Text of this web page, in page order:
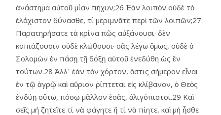
ἀνάστημα αὑτοῦ μίαν πήχυν;26 Ἐὰν λοιπὸν οὐδὲ τὸ
ἐλάχιστον δύνασθε, τί μεριμνᾶτε περὶ τῶν λοιπῶν;27
Παρατηρήσατε τὰ κρίνα πῶς αὐξάνουσι· δὲν
κοπιάζουσιν οὐδὲ κλώθουσι· σᾶς λέγω ὅμως, οὐδὲ ὁ
Σολομὼν ἐν πάσῃ τῇ δόξῃ αὑτοῦ ἐνεδύθη ὡς ἕν
τούτων.28 Ἀλλ᾿ ἐὰν τὸν χόρτον, ὅστις σήμερον εἶναι
ἐν τῷ ἀγρῷ καὶ αὔριον ῥίπτεται εἰς κλίβανον, ὁ Θεὸς
ἐνδύῃ οὕτω, πόσῳ μᾶλλον ἐσᾶς, ὀλιγόπιστοι.29 Καὶ
σεῖς μή ζητεῖτε τί νὰ φάγητε ἤ τί νὰ πίητε, καὶ μή ἦσθε